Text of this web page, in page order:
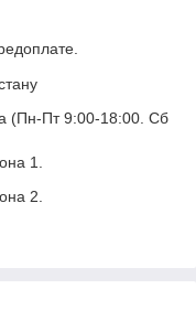
(Пн-Пт 9:00-18:00. Сб
1.
2.